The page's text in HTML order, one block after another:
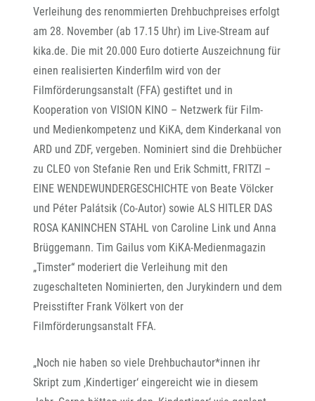
Verleihung des renommierten Drehbuchpreises erfolgt
am 28. November (ab 17.15 Uhr) im Live-Stream auf
kika.de. Die mit 20.000 Euro dotierte Auszeichnung für
einen realisierten Kinderfilm wird von der
Filmförderungsanstalt (FFA) gestiftet und in
Kooperation von VISION KINO – Netzwerk für Film-
und Medienkompetenz und KiKA, dem Kinderkanal von
ARD und ZDF, vergeben. Nominiert sind die Drehbücher
zu CLEO von Stefanie Ren und Erik Schmitt, FRITZI –
EINE WENDEWUNDERGESCHICHTE von Beate Völcker
und Péter Palátsik (Co-Autor) sowie ALS HITLER DAS
ROSA KANINCHEN STAHL von Caroline Link und Anna
Brüggemann. Tim Gailus vom KiKA-Medienmagazin
„Timster“ moderiert die Verleihung mit den
zugeschalteten Nominierten, den Jurykindern und dem
Preisstifter Frank Völkert von der
Filmförderungsanstalt FFA.
„Noch nie haben so viele Drehbuchautor*innen ihr
Skript zum ‚Kindertiger‘ eingereicht wie in diesem